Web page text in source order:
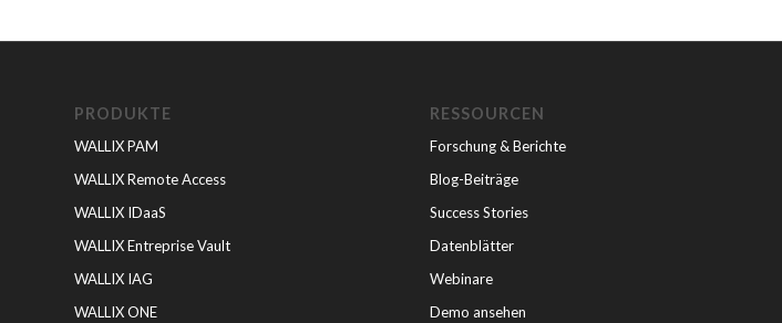
PRODUKTE
WALLIX PAM
WALLIX Remote Access
WALLIX IDaaS
WALLIX Entreprise Vault
WALLIX IAG
WALLIX ONE
RESSOURCEN
Forschung & Berichte
Blog-Beiträge
Success Stories
Datenblätter
Webinare
Demo ansehen